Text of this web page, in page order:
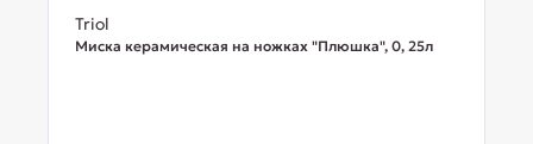
Triol
Миска керамическая на ножках "Плюшка", 0, 25л